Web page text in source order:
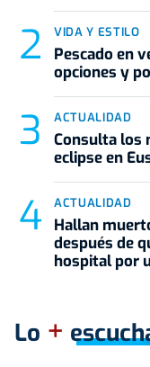
VIDA Y ESTILO
Pescado en
opciones y
ACTUALIDAD
Consulta los
eclipse en
ACTUALIDAD
Hallan
después de
hospital por
Lo +